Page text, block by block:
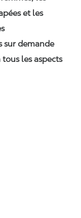
et les
sur demande
les aspects